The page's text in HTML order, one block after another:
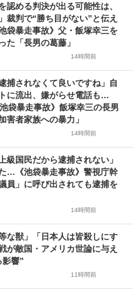
認める判決が出る可能性は、
裁判で“勝ち目がない”と伝え
袋暴走事故》父・飯塚幸三を
た「長男の葛藤」
14時間前
捕されなくて良いですね」自
に流出、嫌がらせ電話も…
袋暴走事故》飯塚幸三の長男
害者家族への暴力」
14時間前
級国民だから逮捕されない」
…《池袋暴走事故》警視庁幹
員」に呼び出されても逮捕を
14時間前
な獣」「日本人は皆殺しにす
が敵国・アメリカ世論に与え
影響”
11時間前